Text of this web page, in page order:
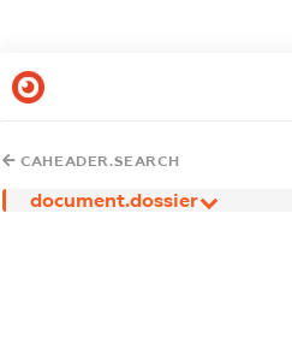
CAHEADER.SEARCH
document.dossier